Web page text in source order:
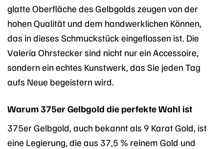
glatte Oberfläche des Gelbgolds zeugen von der
hohen Qualität und dem handwerklichen Können,
das in dieses Schmuckstück eingeflossen ist. Die
Valeria Ohrstecker sind nicht nur ein Accessoire,
sondern ein echtes Kunstwerk, das Sie jeden Tag
aufs Neue begeistern wird.
Warum 375er Gelbgold die perfekte Wahl ist
375er Gelbgold, auch bekannt als 9 Karat Gold, ist
eine Legierung, die aus 37,5 % reinem Gold und